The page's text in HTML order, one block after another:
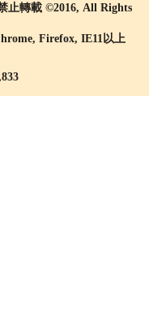
止轉載 ©2016, All Rights
Firefox, IE11以上